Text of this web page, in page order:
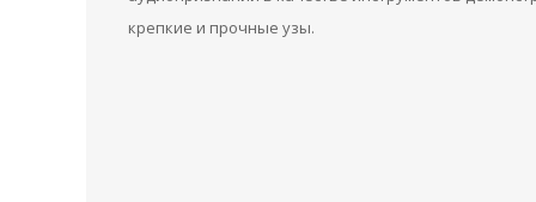
крепкие и прочные узы.